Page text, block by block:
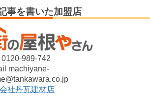
事を書いた加盟店
0120-989-742
machiyane-
社丹瓦建材店